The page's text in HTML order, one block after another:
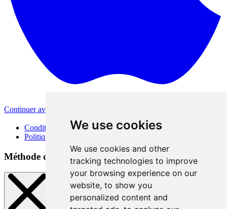
We use cookies
We use cookies and other
tracking technologies to improve
your browsing experience on our
website, to show you
personalized content and
Continuer avec Apple
Conditions d'utilisation
Politique de confidentialité
Méthode de connexion